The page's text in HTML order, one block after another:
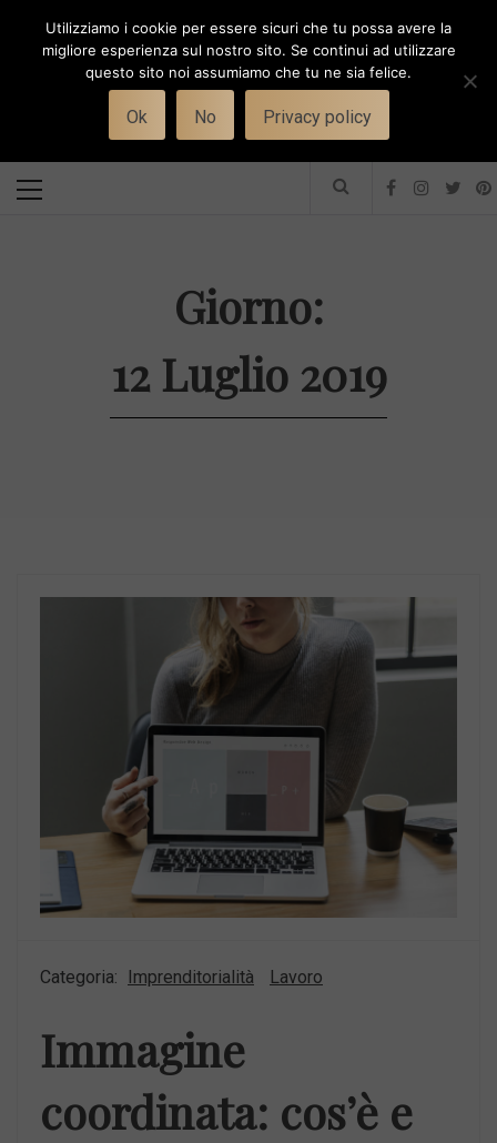
Toggle
WORK-WIFE
Il magazine per le donne che lavorano
Menu
Giorno:
12 Luglio 2019
Categoria: Imprenditorialità Lavoro
Immagine
coordinata: cos’è e
Utilizziamo i cookie per essere sicuri che tu possa avere la
migliore esperienza sul nostro sito. Se continui ad utilizzare
questo sito noi assumiamo che tu ne sia felice.
Ok No Privacy policy